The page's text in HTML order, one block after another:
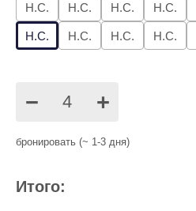
Н.С. Н.С. Н.С. Н.С.
Н.С. Н.С. Н.С. Н.С.
− +
бронировать (~ 1-3 дня)
Итого: